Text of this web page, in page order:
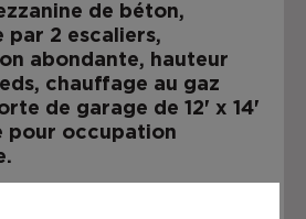
de béton,
par 2 escaliers,
abondante, hauteur
chauffage au gaz
de garage de 12' x 14'
pour occupation